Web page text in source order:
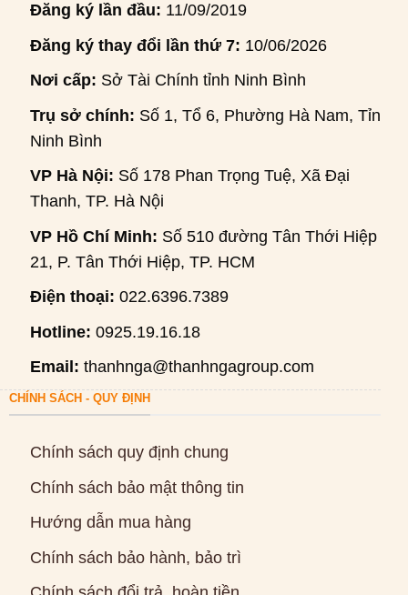
Đăng ký lần đầu: 11/09/2019
Đăng ký thay đổi lần thứ 7: 10/06/2026
Nơi cấp: Sở Tài Chính tỉnh Ninh Bình
Trụ sở chính: Số 1, Tổ 6, Phường Hà Nam, Tỉnh
Ninh Bình
VP Hà Nội: Số 178 Phan Trọng Tuệ, Xã Đại
Thanh, TP. Hà Nội
VP Hồ Chí Minh: Số 510 đường Tân Thới Hiệp
21, P. Tân Thới Hiệp, TP. HCM
Điện thoại: 022.6396.7389
Hotline: 0925.19.16.18
Email: thanhnga@thanhngagroup.com
CHÍNH SÁCH - QUY ĐỊNH
Chính sách quy định chung
Chính sách bảo mật thông tin
Hướng dẫn mua hàng
Chính sách bảo hành, bảo trì